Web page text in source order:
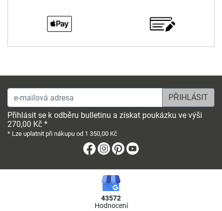
e-mailová adresa
Přihlásit se k odběru bulletinu a získat poukázku ve výši
270,00 Kč *
* Lze uplatnit při nákupu od 1 350,00 Kč
Facebook
Instagram
Pinterest
43572
Hodnocení